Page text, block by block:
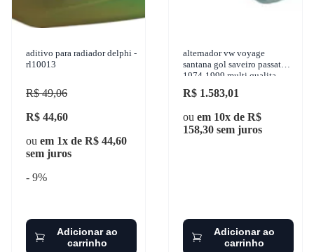
aditivo para radiador delphi -
rl10013
R$ 49,06
R$ 44,60
ou em 1x de R$ 44,60
sem juros
- 9%
Adicionar ao
carrinho
alternador vw voyage
santana gol saveiro passat
1974-1999 multi qualita -
mq0581
R$ 1.583,01
ou em 10x de R$
158,30 sem juros
Adicionar ao
carrinho